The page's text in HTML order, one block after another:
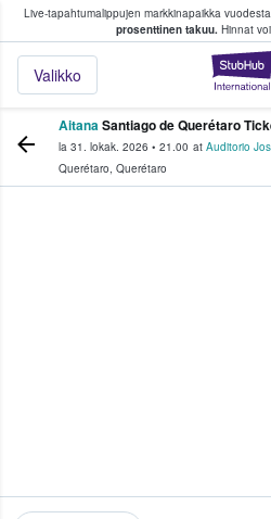
Live-tapahtumalippujen markkinapaikka
prosenttinen takuu. Hinnat
Valikko
fanit ostavat ja
AitanaSantiago de Querétaro
la 31. lokak. 2026 • 21.00 at Auditorio
Querétaro, Querétaro